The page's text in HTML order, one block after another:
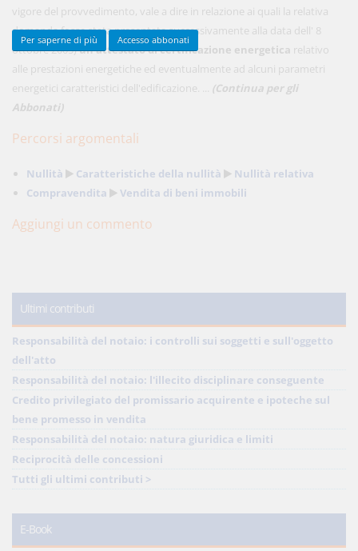
vigore del provvedimento, vale a dire in relazione ai quali la relativa
domanda fosse stata presentata successivamente alla data dell' 8
ottobre 2005)un attestato di certificazione energetica relativo
alle prestazioni energetiche ed eventualmente ad alcuni parametri
energetici caratteristici dell'edificazione. ... (Continua per gli
Abbonati)
Percorsi argomentali
Nullità Caratteristiche della nullità
Nullità relativa
Compravendita
Vendita di beni immobili
Aggiungi un commento
Ultimi contributi
Responsabilità del notaio: i controlli sui soggetti e sull'oggetto
dell'atto
Responsabilità del notaio: l'illecito disciplinare conseguente
Credito privilegiato del promissario acquirente e ipoteche sul
bene promesso in vendita
Responsabilità del notaio: natura giuridica e limiti
Reciprocità delle concessioni
Tutti gli ultimi contributi >
E-Book
Acquista ora
Per saperne di più Accesso abbonati